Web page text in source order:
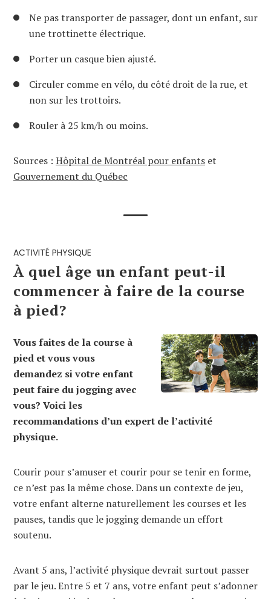
Ne pas transporter de passager, dont un enfant, sur
une trottinette électrique.
Porter un casque bien ajusté.
Circuler comme en vélo, du côté droit de la rue, et
non sur les trottoirs.
Rouler à 25 km/h ou moins.
Sources : Hôpital de Montréal pour enfants et
Gouvernement du Québec
ACTIVITÉ PHYSIQUE
À quel âge un enfant peut-il
commencer à faire de la course
à pied?
Vous faites de la course à
pied et vous vous
demandez si votre enfant
peut faire du jogging avec
vous? Voici les
recommandations d’un expert de l’activité
physique.
Courir pour s’amuser et courir pour se tenir en forme,
ce n’est pas la même chose. Dans un contexte de jeu,
votre enfant alterne naturellement les courses et les
pauses, tandis que le jogging demande un effort
soutenu.
Avant 5 ans, l’activité physique devrait surtout passer
par le jeu. Entre 5 et 7 ans, votre enfant peut s’adonner